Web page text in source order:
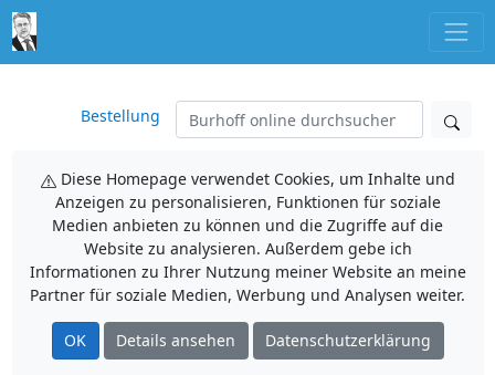
Bestellung
Diese Homepage verwendet Cookies, um Inhalte und
Anzeigen zu personalisieren, Funktionen für soziale
Medien anbieten zu können und die Zugriffe auf die
Website zu analysieren. Außerdem gebe ich
Informationen zu Ihrer Nutzung meiner Website an meine
Partner für soziale Medien, Werbung und Analysen weiter.
OK Details ansehen Datenschutzerklärung